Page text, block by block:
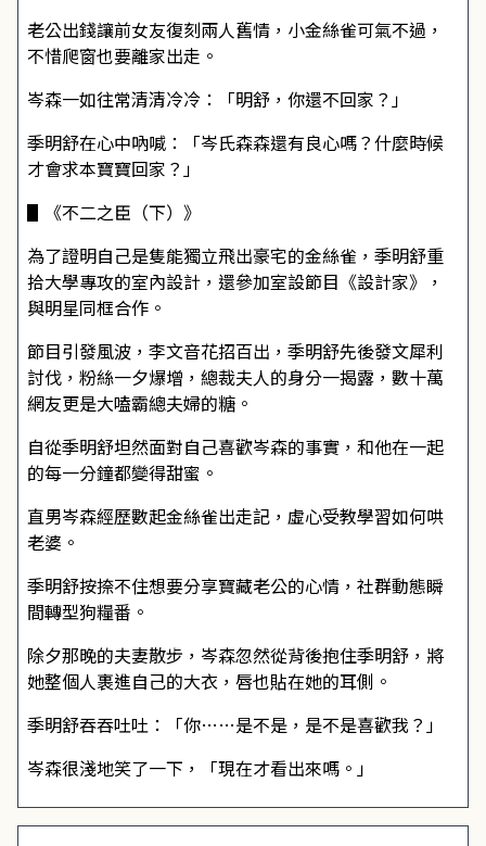
老公出錢讓前女友復刻兩人舊情，小金絲雀可氣不過，
不惜爬窗也要離家出走。
岑森一如往常清清冷冷：「明舒，你還不回家？」
季明舒在心中吶喊：「岑氏森森還有良心嗎？什麼時候
才會求本寶寶回家？」
▋《不二之臣（下）》
為了證明自己是隻能獨立飛出豪宅的金絲雀，季明舒重
拾大學專攻的室內設計，還參加室設節目《設計家》，
與明星同框合作。
節目引發風波，李文音花招百出，季明舒先後發文犀利
討伐，粉絲一夕爆增，總裁夫人的身分一揭露，數十萬
網友更是大嗑霸總夫婦的糖。
自從季明舒坦然面對自己喜歡岑森的事實，和他在一起
的每一分鐘都變得甜蜜。
直男岑森經歷數起金絲雀出走記，虛心受教學習如何哄
老婆。
季明舒按捺不住想要分享寶藏老公的心情，社群動態瞬
間轉型狗糧番。
除夕那晚的夫妻散步，岑森忽然從背後抱住季明舒，將
她整個人裹進自己的大衣，唇也貼在她的耳側。
季明舒吞吞吐吐：「你……是不是，是不是喜歡我？」
岑森很淺地笑了一下，「現在才看出來嗎。」